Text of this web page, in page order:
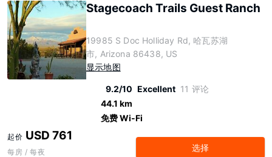
Stagecoach Trails Guest Ranch
19985 S Doc Holliday Rd, 哈瓦苏湖
市, Arizona 86438, US
显示地图
9.2/10 Excellent 11 评论
44.1 km
免费 Wi-Fi
起价 USD 761
每房 / 每夜 选择